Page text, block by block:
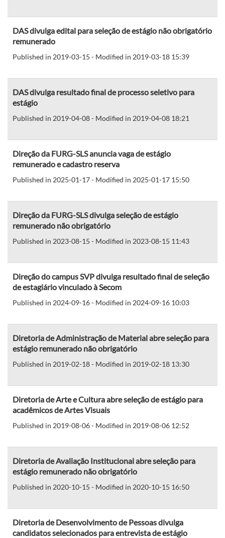
DAS divulga edital para seleção de estágio não obrigatório
remunerado
Published in 2019-03-15 - Modified in 2019-03-18 15:39
DAS divulga resultado final de processo seletivo para
estágio
Published in 2019-04-08 - Modified in 2019-04-08 18:21
Direção da FURG-SLS anuncia vaga de estágio
remunerado e cadastro reserva
Published in 2025-01-17 - Modified in 2025-01-17 15:50
Direção da FURG-SLS divulga seleção de estágio
remunerado não obrigatório
Published in 2023-08-15 - Modified in 2023-08-15 11:43
Direção do campus SVP divulga resultado final de seleção
de estagiário vinculado à Secom
Published in 2024-09-16 - Modified in 2024-09-16 10:03
Diretoria de Administração de Material abre seleção para
estágio remunerado não obrigatório
Published in 2019-02-18 - Modified in 2019-02-18 13:30
Diretoria de Arte e Cultura abre seleção de estágio para
acadêmicos de Artes Visuais
Published in 2019-08-06 - Modified in 2019-08-06 12:52
Diretoria de Avaliação Institucional abre seleção para
estágio remunerado não obrigatório
Published in 2020-10-15 - Modified in 2020-10-15 16:50
Diretoria de Desenvolvimento de Pessoas divulga
candidatos selecionados para entrevista de estágio